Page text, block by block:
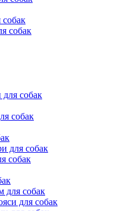
собак
собак
собак
для собак
собак
для собак
для собак